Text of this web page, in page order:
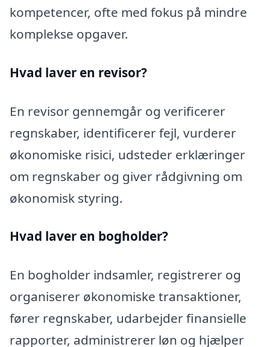
kompetencer, ofte med fokus på mindre
komplekse opgaver.
Hvad laver en revisor?
En revisor gennemgår og verificerer
regnskaber, identificerer fejl, vurderer
økonomiske risici, udsteder erklæringer
om regnskaber og giver rådgivning om
økonomisk styring.
Hvad laver en bogholder?
En bogholder indsamler, registrerer og
organiserer økonomiske transaktioner,
fører regnskaber, udarbejder finansielle
rapporter, administrerer løn og hjælper